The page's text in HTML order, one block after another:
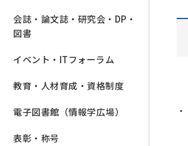
会誌・論文誌・研究会・DP・
図書
イベント・ITフォーラム
教育・人材育成・資格制度
電子図書館（情報学広場）
表彰・称号